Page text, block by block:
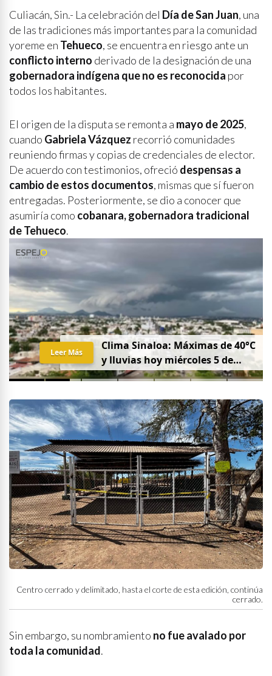
Culiacán, Sin.- La celebración del Día de San Juan, una
de las tradiciones más importantes para la comunidad
yoreme en Tehueco, se encuentra en riesgo ante un
conflicto interno derivado de la designación de una
gobernadora indígena que no es reconocida por
todos los habitantes.
El origen de la disputa se remonta a mayo de 2025,
cuando Gabriela Vázquez recorrió comunidades
reuniendo firmas y copias de credenciales de elector.
De acuerdo con testimonios, ofreció despensas a
cambio de estos documentos, mismas que sí fueron
entregadas. Posteriormente, se dio a conocer que
asumiría como cobanara, gobernadora tradicional
de Tehueco.
Clima Sinaloa: Máximas de 40°C
y lluvias hoy miércoles 5 de
agosto
Leer Más
Centro cerrado y delimitado, hasta el corte de esta edición, continúa
cerrado.
Sin embargo, su nombramiento no fue avalado por
toda la comunidad.